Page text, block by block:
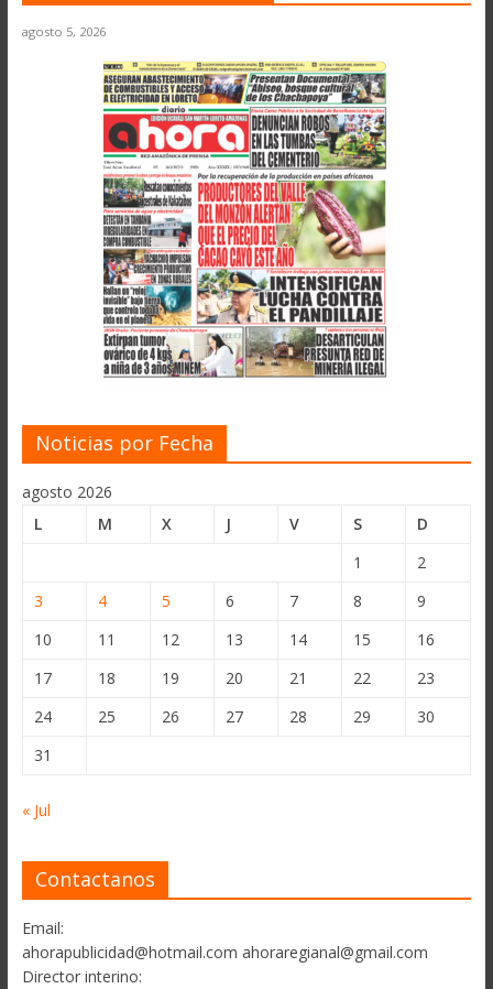
agosto 5, 2026
Noticias por Fecha
agosto 2026
L
M X J V S
D
1
2
3
4 5 6 7 8
9
10
11 12 13 14 15
16
17
18 19 20 21 22
23
24
25 26 27 28 29
30
31
« Jul
Contactanos
Email:
ahorapublicidad@hotmail.com ahoraregianal@gmail.com
Director interino: